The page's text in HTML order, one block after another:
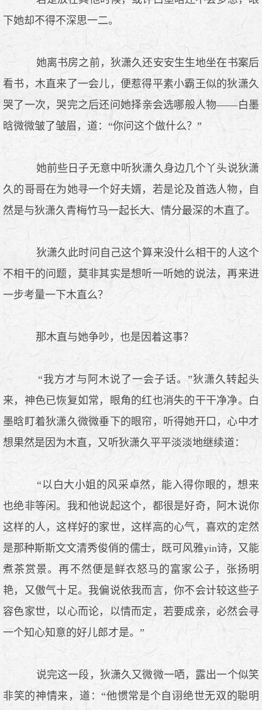
下她却不得不深思一二。
她离书房之前，狄潇久还安安生生地坐在书案后
看书，木直来了一会儿，便惹得平素小霸王似的狄潇久
哭了一次，哭完之后还问她择亲会选哪般人物——白墨
晗微微皱了皱眉，道：“你问这个做什么？”
她前些日子无意中听狄潇久身边几个丫头说狄潇
久的哥哥在为她寻一个好夫婿，若是论及首选人物，自
然是与狄潇久青梅竹马一起长大、情分最深的木直了。
狄潇久此时问自己这个算来没什么相干的人这个
不相干的问题，莫非其实是想听一听她的说法，再来进
一步考量一下木直么？
那木直与她争吵，也是因着这事？
“我方才与阿木说了一会子话。”狄潇久转起头
来，神色已恢复如常，眼角的红也消失的干干净净。白
墨晗盯着狄潇久微微垂下的眼帘，听得她开口，心中才
想果然是因为木直，又听狄潇久平平淡淡地继续道：
“以白大小姐的风采卓然，能入得你眼的，想来
也绝非等闲。我和他说起这个，都很是好奇，阿木说你
这样的人，这样好的家世，这样高的心气，喜欢的定然
是那种斯斯文文清秀俊俏的儒士，既可风雅yin诗，又能
煮茶赏景。再不然便是鲜衣怒马的富家公子，张扬明
艳，又傲气十足。我偏说依我而言，你不会计较这些子
容色家世，以心而论，以情而定，若要成亲，必然会寻
一个知心知意的好儿郎才是。”
说完这一段，狄潇久又微微一哂，露出一个似笑
非笑的神情来，道：“他惯常是个自诩绝世无双的聪明